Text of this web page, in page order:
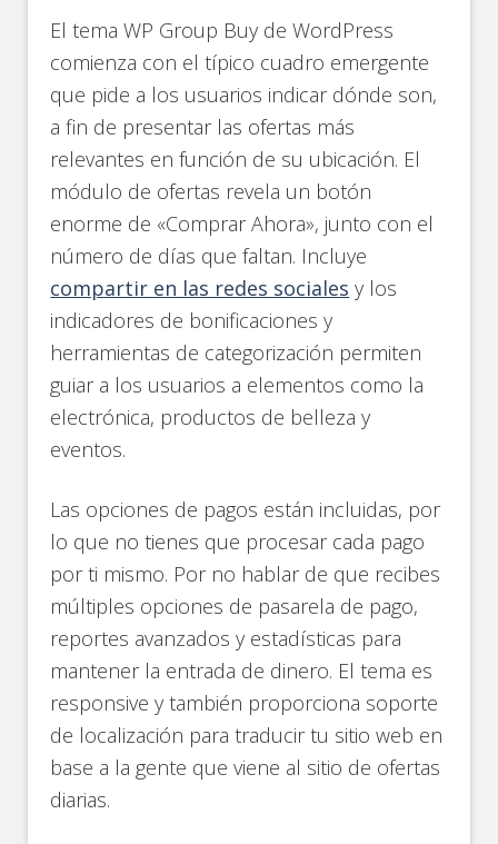
El tema WP Group Buy de WordPress
comienza con el típico cuadro emergente
que pide a los usuarios indicar dónde son,
a fin de presentar las ofertas más
relevantes en función de su ubicación. El
módulo de ofertas revela un botón
enorme de «Comprar Ahora», junto con el
número de días que faltan. Incluye
compartir en las redes sociales y los
indicadores de bonificaciones y
herramientas de categorización permiten
guiar a los usuarios a elementos como la
electrónica, productos de belleza y
eventos.
Las opciones de pagos están incluidas, por
lo que no tienes que procesar cada pago
por ti mismo. Por no hablar de que recibes
múltiples opciones de pasarela de pago,
reportes avanzados y estadísticas para
mantener la entrada de dinero. El tema es
responsive y también proporciona soporte
de localización para traducir tu sitio web en
base a la gente que viene al sitio de ofertas
diarias.